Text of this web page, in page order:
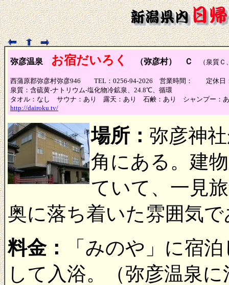
弥彦温泉 お宿だいろく （弥彦村） Ｃ （泉質Ｃ
西蒲原郡弥彦村弥彦946 TEL：0256-94-2026 営業時間： 定休日
泉質：含硫黄-ナトリウム-塩化物冷鉱泉、24.8℃、循環
タオル：なし サウナ：あり 露天：あり 石鹸：あり シャンプー：
http://dairoku.tv/
場所： 弥彦神
角にある。建
ていて、一見
奥に落ち着いた雰囲気
料金：
「みのや」に宿
して入浴。（弥彦温泉